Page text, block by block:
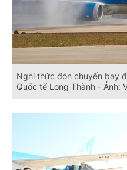
Nghi thức đón chuyến bay
Quốc tế Long Thành - Ảnh: